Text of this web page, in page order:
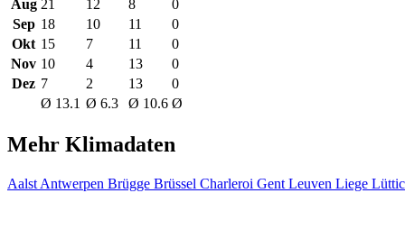
Aug 21 12 8
0
Sep 18 10 11
0
Okt 15 7 11
0
Nov 10 4 13
0
Dez 7 2 13
0
Ø 13.1 Ø 6.3 Ø 10.6 Ø
Mehr Klimadaten
Aalst Antwerpen Brügge Brüssel Charleroi Gent Leuven Liege